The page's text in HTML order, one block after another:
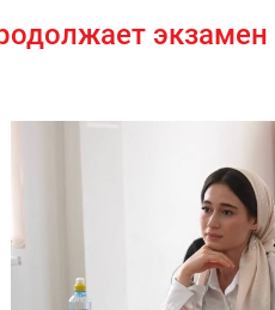
экзамен